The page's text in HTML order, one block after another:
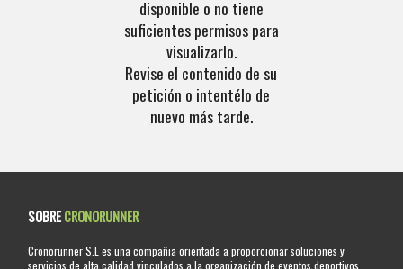
disponible o no tiene
suficientes permisos para
visualizarlo.
Revise el contenido de su
petición o intentélo de
nuevo más tarde.
SOBRECRONORUNNER
Cronorunner S.L es una compañia orientada a proporcionar soluciones y
servicios de alta calidad vinculados a la organización de eventos deportivos.